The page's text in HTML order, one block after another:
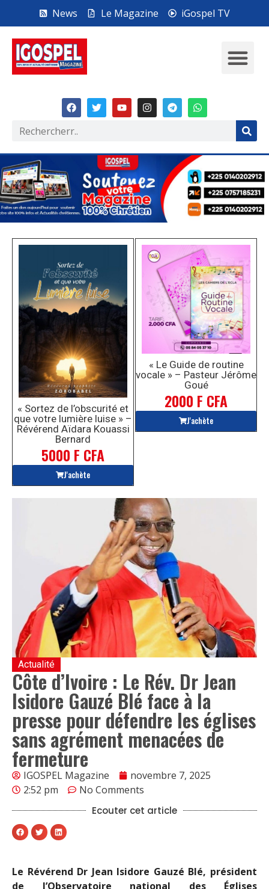
News Le Magazine iGospel TV
« Sortez de l’obscurité et
que votre lumière luise » –
Révérend Aïdara Kouassi
Bernard
5000 F CFA
J'achète
« Le Guide de routine
vocale » – Pasteur Jérôme
Goué
2000 F CFA
J'achète
Actualité
Côte d’Ivoire : Le Rév. Dr Jean
Isidore Gauzé Blé face à la
presse pour défendre les églises
sans agrément menacées de
fermeture
IGOSPEL Magazine
novembre 7, 2025
2:52 pm
No Comments
Ecouter cet article
Le Révérend Dr Jean Isidore Gauzé Blé, président
de l’Observatoire national des Églises